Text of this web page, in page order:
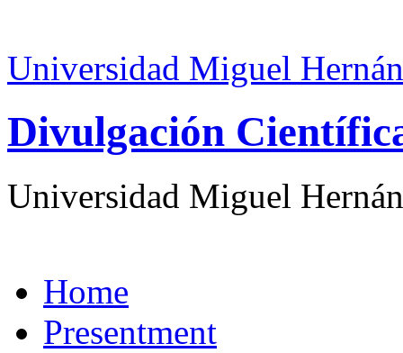
Universidad Miguel
Divulgación
Universidad Miguel
Home
Presentment